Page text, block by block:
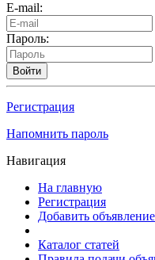
E-mail:
Пароль:
Войти
Регистрация
Напомнить пароль
Навигация
На главную
Регистрация
Добавить объявление
Каталог статей